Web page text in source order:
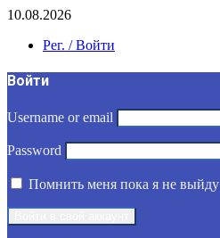
10.08.2026
Рег. / Войти
Войти
Username or email
Password
Помнить меня пока я не выйду